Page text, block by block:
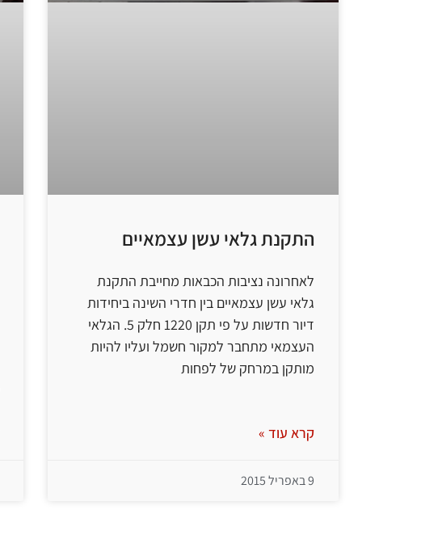
התקנת גלאי עשן עצמאיים
לאחרונה נציבות הכבאות מחייבת התקנת
גלאי עשן עצמאיים בין חדרי השינה ביחידות
דיור חדשות על פי תקן 1220 חלק 5. הגלאי
העצמאי מתחבר למקור חשמל ועליו להיות
מותקן במרחק של לפחות
קרא עוד »
9 באפריל 2015